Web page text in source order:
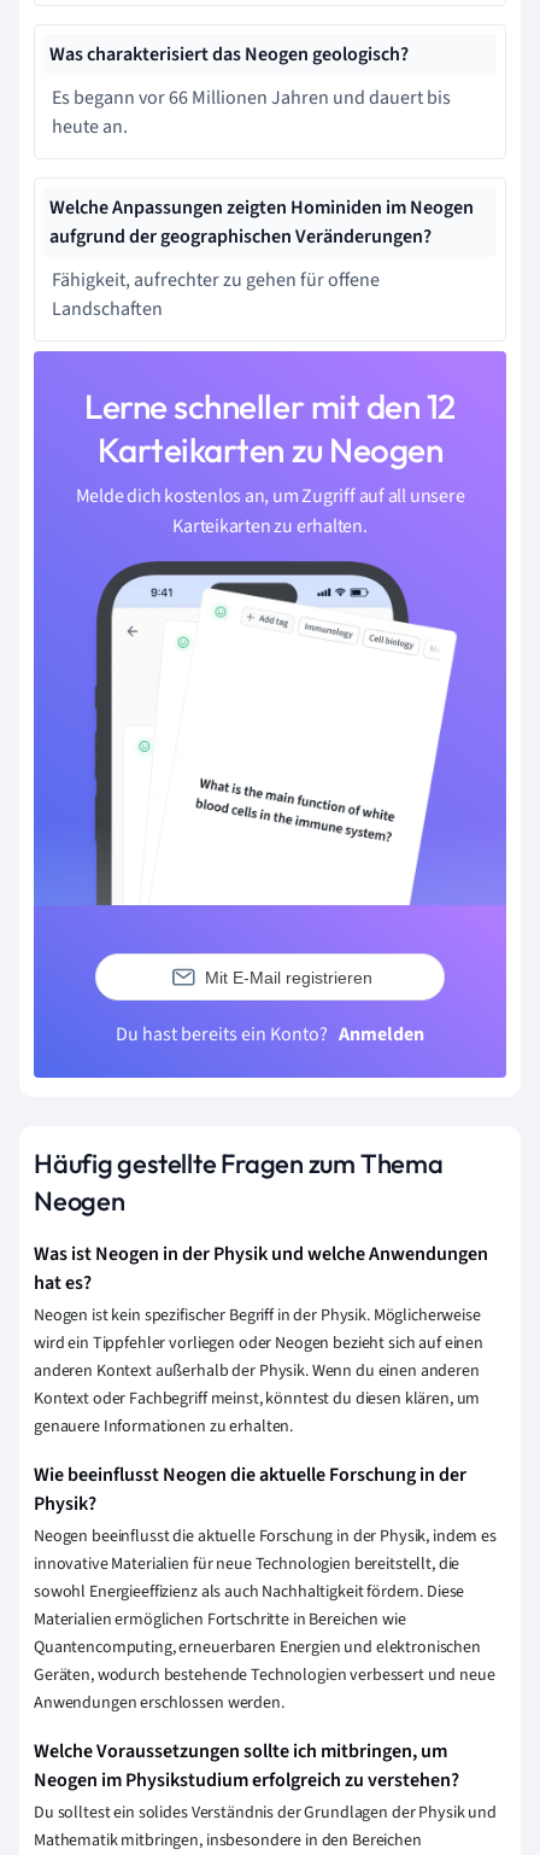
Was charakterisiert das Neogen geologisch?
Es begann vor 66 Millionen Jahren und dauert bis
heute an.
Welche Anpassungen zeigten Hominiden im Neogen
aufgrund der geographischen Veränderungen?
Fähigkeit, aufrechter zu gehen für offene
Landschaften
Lerne schneller mit den 12
Karteikarten zu Neogen
Melde dich kostenlos an, um Zugriff auf all unsere
Karteikarten zu erhalten.
Mit E-Mail registrieren
Du hast bereits ein Konto? Anmelden
Häufig gestellte Fragen zum Thema
Neogen
Was ist Neogen in der Physik und welche Anwendungen
hat es?
Neogen ist kein spezifischer Begriff in der Physik. Möglicherweise
wird ein Tippfehler vorliegen oder Neogen bezieht sich auf einen
anderen Kontext außerhalb der Physik. Wenn du einen anderen
Kontext oder Fachbegriff meinst, könntest du diesen klären, um
genauere Informationen zu erhalten.
Wie beeinflusst Neogen die aktuelle Forschung in der
Physik?
Neogen beeinflusst die aktuelle Forschung in der Physik, indem es
innovative Materialien für neue Technologien bereitstellt, die
sowohl Energieeffizienz als auch Nachhaltigkeit fördern. Diese
Materialien ermöglichen Fortschritte in Bereichen wie
Quantencomputing, erneuerbaren Energien und elektronischen
Geräten, wodurch bestehende Technologien verbessert und neue
Anwendungen erschlossen werden.
Welche Voraussetzungen sollte ich mitbringen, um
Neogen im Physikstudium erfolgreich zu verstehen?
Du solltest ein solides Verständnis der Grundlagen der Physik und
Mathematik mitbringen, insbesondere in den Bereichen